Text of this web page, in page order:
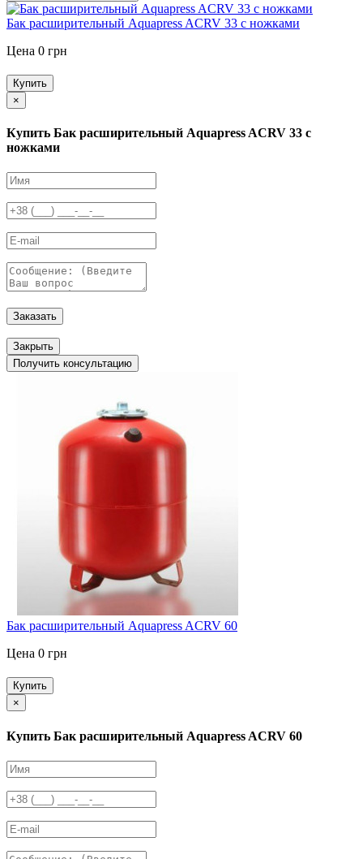
Бак расширительный Aquapress ACRV 33 с ножками
Цена 0 грн
Купить
×
Купить Бак расширительный Aquapress ACRV 33 с
ножками
Заказать
Закрыть
Получить консультацию
Бак расширительный Aquapress ACRV 60
Цена 0 грн
Купить
×
Купить Бак расширительный Aquapress ACRV 60